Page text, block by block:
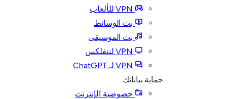
VPN للألعاب
بث الوسائط
بث الموسيقى
VPN لنتفلكس
VPN لـ ChatGPT
حماية بياناتك
خصوصية الإنترنت